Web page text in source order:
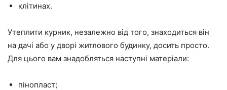
клітинах.
Утеплити курник, незалежно від того, знаходиться він
на дачі або у дворі житлового будинку, досить просто.
Для цього вам знадобляться наступні матеріали:
пінопласт;